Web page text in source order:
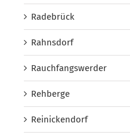
Radebrück
Rahnsdorf
Rauchfangswerder
Rehberge
Reinickendorf